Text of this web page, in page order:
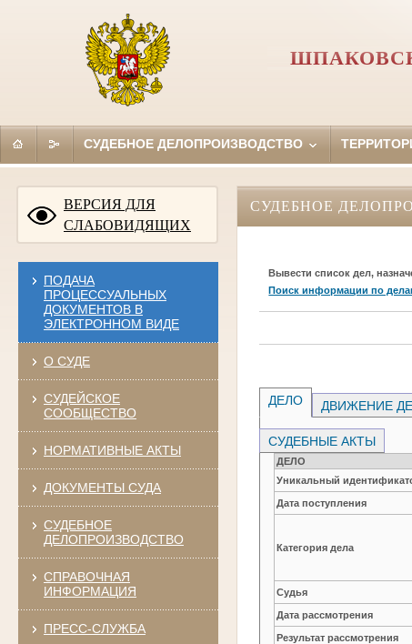
СУДЕБНОЕ ДЕЛОПРОИЗВОДСТВО
ВЕРСИЯ ДЛЯ
СЛАБОВИДЯЩИХ
ПОДАЧА
ПРОЦЕССУАЛЬНЫХ
ДОКУМЕНТОВ В
ЭЛЕКТРОННОМ ВИДЕ
О СУДЕ
СУДЕЙСКОЕ
СООБЩЕСТВО
НОРМАТИВНЫЕ АКТЫ
ДОКУМЕНТЫ СУДА
СУДЕБНОЕ
ДЕЛОПРОИЗВОДСТВО
СПРАВОЧНАЯ
ИНФОРМАЦИЯ
ПРЕСС-СЛУЖБА
СУДЕБНОЕ
Вывести список дел,
Поиск информации по
ДЕЛО ДВИЖЕНИЕ
СУДЕБНЫЕ АКТЫ
ДЕЛО
Уникальный
Дата поступления
Категория дела
Судья
Дата рассмотрения
Результат рассмотрения